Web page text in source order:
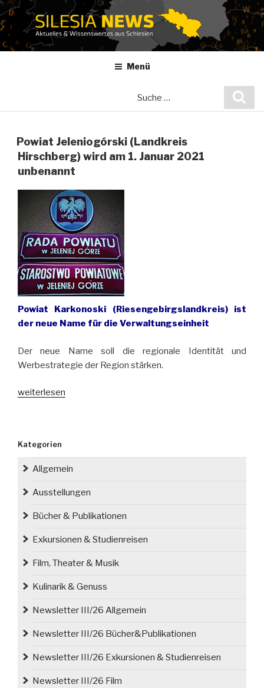
Zum
Inhalt
springen
Menü
Powiat Jeleniogórski (Landkreis
Hirschberg) wird am 1. Januar 2021
unbenannt
Powiat Karkonoski (Riesengebirgslandkreis) ist
der neue Name für die Verwaltungseinheit
Der neue Name soll die regionale Identität und
Werbestrategie der Region stärken.
„Powiat
wird
am
Januar
unbenannt“
weiterlesen
Kategorien
Allgemein
Ausstellungen
Bücher & Publikationen
Exkursionen & Studienreisen
Film, Theater & Musik
Kulinarik & Genuss
Newsletter III/26 Allgemein
Newsletter III/26 Bücher&Publikationen
Newsletter III/26 Exkursionen & Studienreisen
Newsletter III/26 Film